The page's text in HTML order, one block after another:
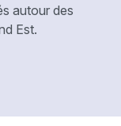
autour des
Est.